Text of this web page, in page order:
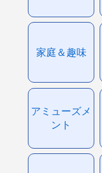
家庭＆趣味
アミューズメ
ント